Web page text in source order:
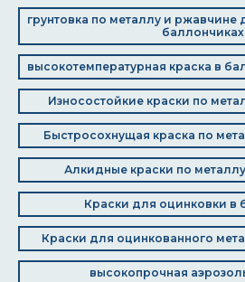
грунтовка по металлу и ржавчине
баллончиках
высокотемпературная краска в
Износостойкие краски по
Быстросохнущая краска по
Алкидные краски по
Краски для оцинковки в
Краски для оцинкованного
высокопрочная